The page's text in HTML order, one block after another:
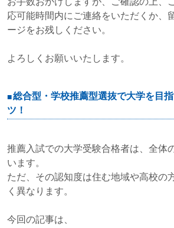
応可能時間内にご連絡をいただくか、
ージをお残しください。
よろしくお願いいたします。
総合型・学校推薦型選抜で大学を目
ツ！
推薦入試での大学受験合格者は、全体
います。
ただ、その認知度は住む地域や高校の
く異なります。
今回の記事は、